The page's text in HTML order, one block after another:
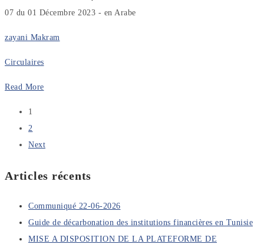
07 du 01 Décembre 2023 - en Arabe
zayani Makram
Circulaires
Read More
1
2
Next
Articles récents
Communiqué 22-06-2026
Guide de décarbonation des institutions financières en Tunisie
MISE A DISPOSITION DE LA PLATEFORME DE